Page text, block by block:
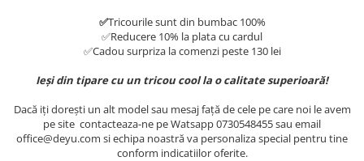
✅Tricourile sunt din bumbac 100%
✅Reducere 10% la plata cu cardul
✅Cadou surpriza la comenzi peste 130 lei
Ieși din tipare cu un tricou cool la o calitate superioară!
Dacă iți dorești un alt model sau mesaj față de cele pe care noi le avem
pe site contacteaza-ne pe Watsapp 0730548455 sau email
office@deyu.com si echipa noastră va personaliza special pentru tine
conform indicatiilor oferite.